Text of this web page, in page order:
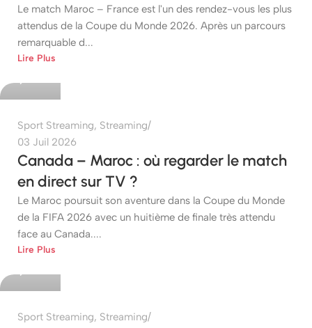
Le match Maroc – France est l'un des rendez-vous les plus
attendus de la Coupe du Monde 2026. Après un parcours
remarquable d...
Lire Plus
etshop
Sport Streaming, Streaming
03 Juil 2026
Canada – Maroc : où regarder le match
en direct sur TV ?
Le Maroc poursuit son aventure dans la Coupe du Monde
de la FIFA 2026 avec un huitième de finale très attendu
face au Canada....
Lire Plus
etshop
Sport Streaming, Streaming